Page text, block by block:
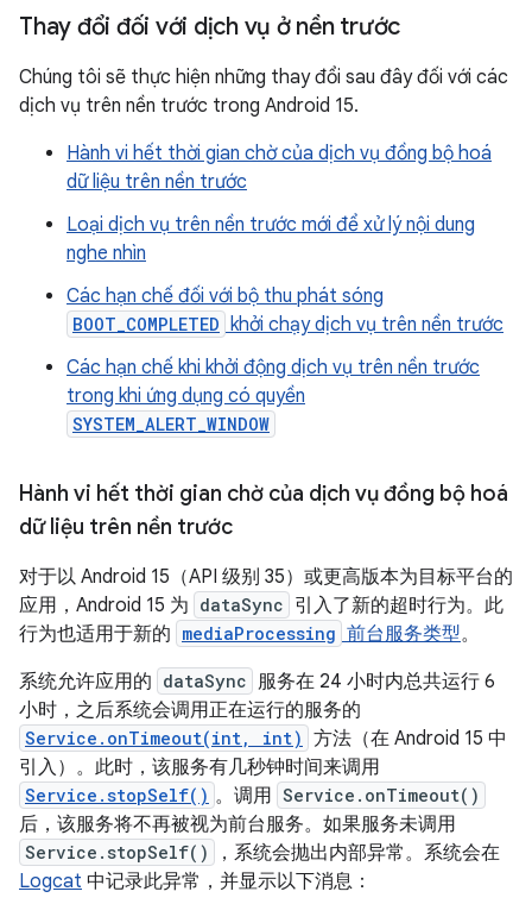
Thay đổi đối với dịch vụ ở nền trước
Chúng tôi sẽ thực hiện những thay đổi sau đây đối với các
dịch vụ trên nền trước trong Android 15.
Hành vi hết thời gian chờ của dịch vụ đồng bộ hoá
dữ liệu trên nền trước
Loại dịch vụ trên nền trước mới để xử lý nội dung
nghe nhìn
Các hạn chế đối với bộ thu phát sóng
BOOT_COMPLETED khởi chạy dịch vụ trên nền trước
Các hạn chế khi khởi động dịch vụ trên nền trước
trong khi ứng dụng có quyền
SYSTEM_ALERT_WINDOW
Hành vi hết thời gian chờ của dịch vụ đồng bộ hoá
dữ liệu trên nền trước
对于以 Android 15（API 级别 35）或更高版本为目标平台的
应用，Android 15 为 dataSync 引入了新的超时行为。此
行为也适用于新的 mediaProcessing 前台服务类型。
系统允许应用的 dataSync 服务在 24 小时内总共运行 6
小时，之后系统会调用正在运行的服务的
Service.onTimeout(int, int) 方法（在 Android 15 中
引入）。此时，该服务有几秒钟时间来调用
Service.stopSelf() 。调用 Service.onTimeout()
后，该服务将不再被视为前台服务。如果服务未调用
Service.stopSelf()
，系统会抛出内部异常。系统会在
Logcat 中记录此异常，并显示以下消息：